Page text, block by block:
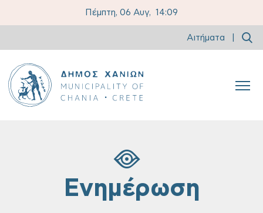
Πέμπτη, 06 Αυγ, 14:09
Αιτήματα
Ενημέρωση